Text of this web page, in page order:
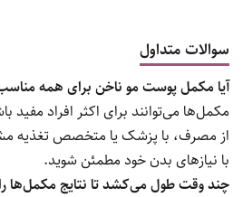
سوالات متداول
آیا مکمل پوست مو ناخن برای همه
مکمل‌ها می‌توانند برای اکثر افراد مفید
از مصرف، با پزشک یا متخصص تغذیه
با نیازهای بدن خود مطمئن شوید.
چند وقت طول می‌کشد تا نتایج مکمل‌ها را